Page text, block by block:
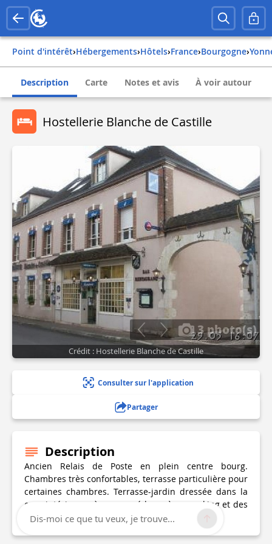
Point d'intérêt› Hébergements› Hôtels› france› bourgogne›
Description Carte Notes et avis À voir autour
Hostellerie Blanche de Castille
3 photo(s)
Crédit : Hostellerie Blanche de Castille
Consulter sur l'application
Partager
Description
Ancien Relais de Poste en plein centre bourg.
Chambres très confortables, terrasse particulière pour
certaines chambres. Terrasse-jardin dressée dans la
cour intérieure où vous accéderez à un parking et des
garages privés gratuits.
Dis-moi ce que tu veux, je trouve...